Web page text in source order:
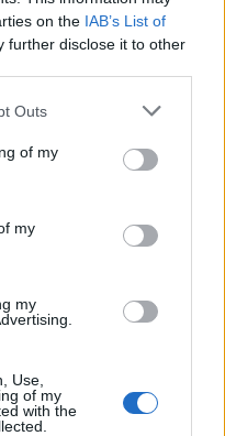
on the IAB’s List of
further disclose it to other
Outs
of my
my
my
Use,
of my
with the
e cerchiamo di essere
in modo puntuale.
per te
di